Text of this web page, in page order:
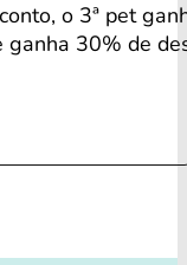
o 3ª pet
ganha 30% de